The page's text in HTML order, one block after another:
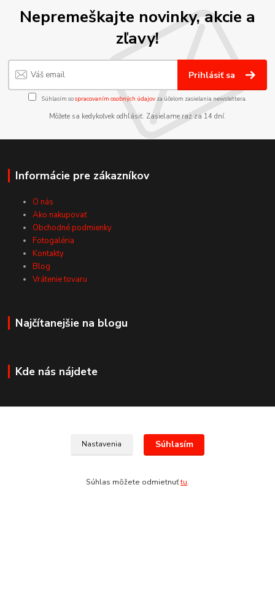
Nepremeškajte novinky, akcie a
zľavy!
Prihlásiť sa
Súhlasím sospracovaním osobných údajov za účelom zasielania newslettera.
Môžete sa kedykoľvek odhlásiť. Zasielame raz za 14 dní.
Informácie pre zákazníkov
O nás
Ako nakupovať
Obchodné podmienky
Fotogaléria
Kontakty
Blog
Vrátenie tovaru
Najčítanejšie na blogu
Kde nás nájdete
(Po-Pia, 8:30-17:30 hod.)
Nastavenia Súhlasím
Súhlas môžete odmietnuťtu.